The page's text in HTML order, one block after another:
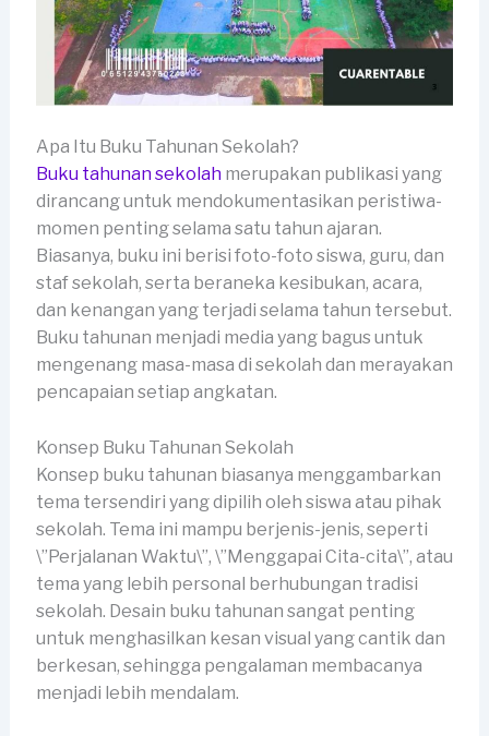
Apa Itu Buku Tahunan Sekolah?
Buku tahunan sekolahmerupakan publikasi yang
dirancang untuk mendokumentasikan peristiwa-
momen penting selama satu tahun ajaran.
Biasanya, buku ini berisi foto-foto siswa, guru, dan
staf sekolah, serta beraneka kesibukan, acara,
dan kenangan yang terjadi selama tahun tersebut.
Buku tahunan menjadi media yang bagus untuk
mengenang masa-masa di sekolah dan merayakan
pencapaian setiap angkatan.
Konsep Buku Tahunan Sekolah
Konsep buku tahunan biasanya menggambarkan
tema tersendiri yang dipilih oleh siswa atau pihak
sekolah. Tema ini mampu berjenis-jenis, seperti
\”Perjalanan Waktu\”, \”Menggapai Cita-cita\”, atau
tema yang lebih personal berhubungan tradisi
sekolah. Desain buku tahunan sangat penting
untuk menghasilkan kesan visual yang cantik dan
berkesan, sehingga pengalaman membacanya
menjadi lebih mendalam.